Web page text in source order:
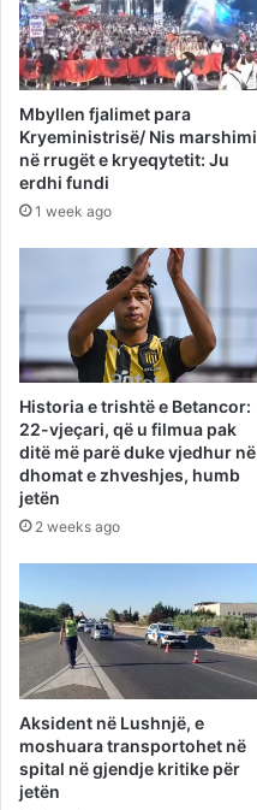
Mbyllen fjalimet para
Kryeministrisë/ Nis marshimi
në rrugët e kryeqytetit: Ju
erdhi fundi
1 week ago
Historia e trishtë e Betancor:
22-vjeçari, që u filmua pak
ditë më parë duke vjedhur në
dhomat e zhveshjes, humb
jetën
2 weeks ago
Aksident në Lushnjë, e
moshuara transportohet në
spital në gjendje kritike për
jetën